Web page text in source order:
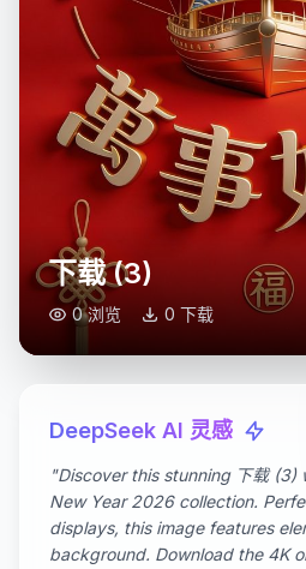
下载 (3)
0 浏览 0 下载
DeepSeek AI 灵感
"Discover this stunning 下载 (3)
New Year 2026 collection.
displays, this image features
background. Download the 4K